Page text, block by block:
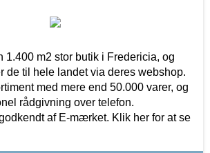
1.400 m2 stor butik i Fredericia, og
de til hele landet via deres webshop.
med mere end 50.000 varer, og
rådgivning over telefon.
af E-mærket. Klik her for at se